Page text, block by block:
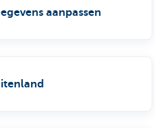
aanpassen